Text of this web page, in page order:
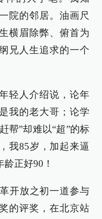
院的邻居。油画尺
横眉除弊、俯首为
兄人生追求的一个
轻人介绍说，论年
我的老大哥；论学
帮”却难以“超”的标
我85岁，加起来逼
正好90！
开放之初一道参与
的评奖，在北京站